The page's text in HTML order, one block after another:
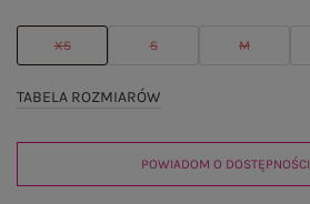
XS S M
TABELA ROZMIARÓW
POWIADOM O DOSTĘPNOŚCI